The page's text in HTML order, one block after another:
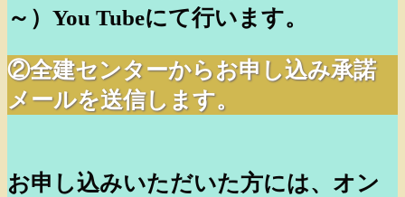
～）You Tubeにて行います。
②全建センターからお申し込み承諾
メールを送信します。
お申し込みいただいた方には、オン